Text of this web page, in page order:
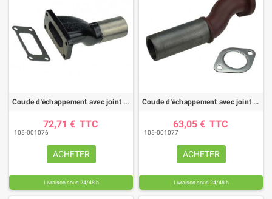
Coude d'échappement avec joint CASE IH
72,71 € TTC
105-001076
ACHETER
Livraison sous 24/48 h
Coude d'échappement avec joint CASE IH
63,05 € TTC
105-001077
ACHETER
Livraison sous 24/48 h